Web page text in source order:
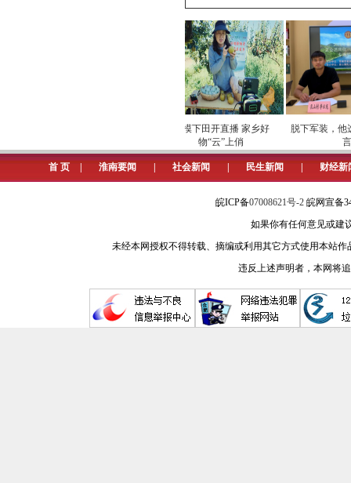
强监管聚重点暖民生，守牢市场
市场秩序是民生底线。我市以“零
守护餐桌文明与安全。将“文明餐
餐饮单位签订《制止餐饮浪费承诺书
品浪费行政处罚典型案例。学校食堂
室累计抽检食品94万批次，不合格产
规范市场消费环境。对农贸市场
秤”120台，让“称准量足”成为市场
成“舒心事”。
强服务聚民心暖社会，擦亮诚信
劳模下田开直播 家乡好
物“云”上俏
脱下军装，他
言”
首 页 淮南要闻 社会新闻 民生新闻 财经新
皖ICP备07008621号-2 皖网宣备
如果你有任何意见或建
未经本网授权不得转载、摘编或利用其它方式使用本站
违反上述声明者，本网将